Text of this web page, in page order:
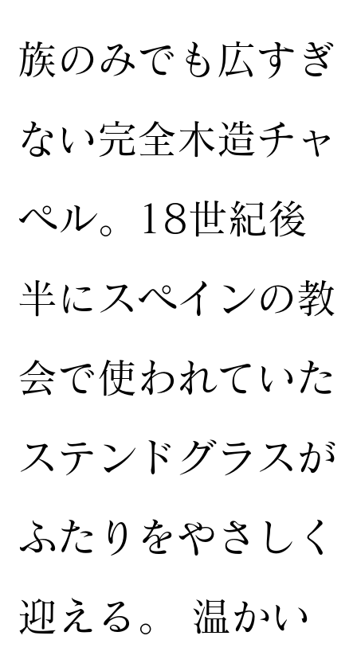
族のみでも広すぎ
ない完全木造チャ
ペル。18世紀後
半にスペインの教
会で使われていた
ステンドグラスが
ふたりをやさしく
迎える。 温かい